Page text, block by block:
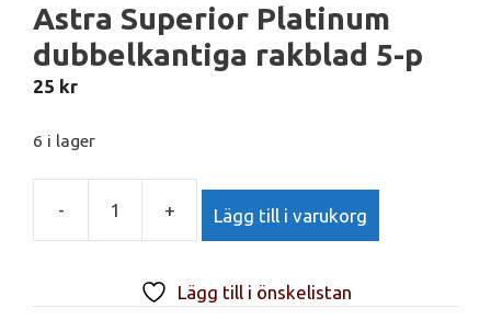
Astra Superior Platinum
dubbelkantiga rakblad 5-p
25 kr
6 i lager
-
Astra
dubbelkantiga
+ Lägg till i varukorg
Lägg till i önskelistan